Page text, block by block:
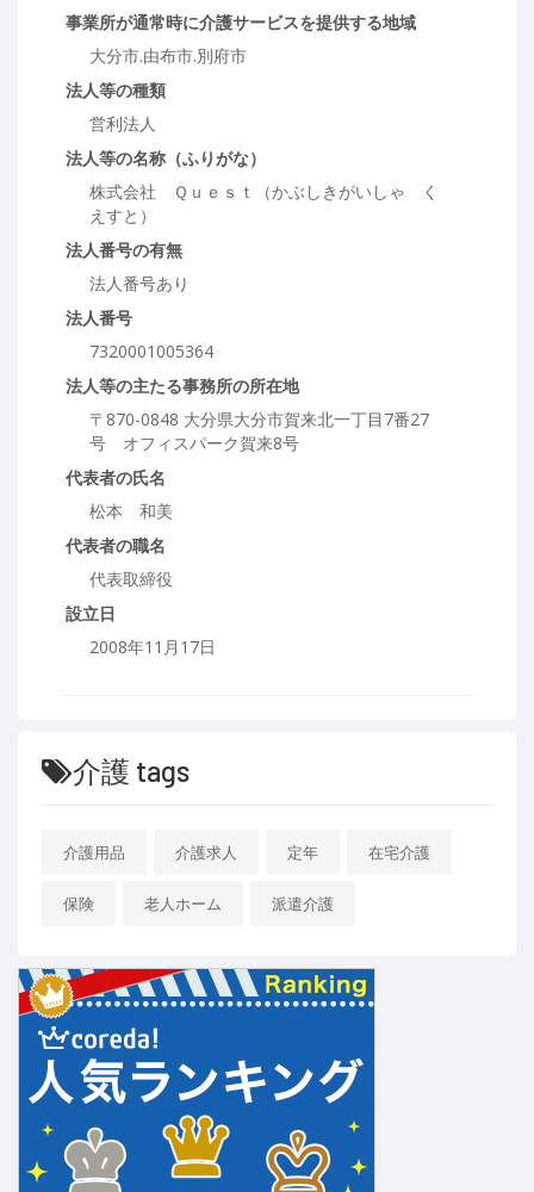
事業所が通常時に介護サービスを提供する地域
大分市.由布市.別府市
法人等の種類
営利法人
法人等の名称（ふりがな）
株式会社 Ｑｕｅｓｔ（かぶしきがいしゃ く
えすと）
法人番号の有無
法人番号あり
法人番号
7320001005364
法人等の主たる事務所の所在地
〒870-0848 大分県大分市賀来北一丁目7番27
号 オフィスパーク賀来8号
代表者の氏名
松本 和美
代表者の職名
代表取締役
設立日
2008年11月17日
介護 tags
介護用品 介護求人 定年 在宅介護
保険 老人ホーム 派遣介護